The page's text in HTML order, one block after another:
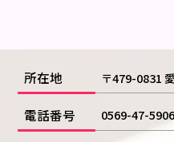
所在地 〒479-0831
電話番号 0569-47-5906